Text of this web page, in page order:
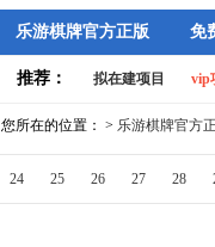
乐游棋牌官方正版 免
推荐： 拟在建项目 vip
您所在的位置： > 乐游棋牌官方
24 25 26 27 28